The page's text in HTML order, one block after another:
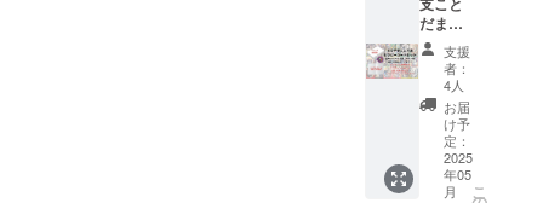
しんでま
す！
財運コンサ
ルタント松
岡紫鳳とし
ても活動中
日から
導き出
された
特別な
画像
データ
をお届
けいた
しま
す。 ＊
だま
カード
セッ
ト】前
向きな
言葉で
魂を奮
い立た
せる！
あなた
支援
者：
4人
お届
け予
定：
2025
年05
月
こ